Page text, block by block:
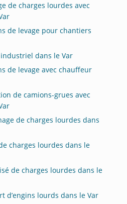
de charges lourdes avec
de levage pour chantiers
dans le Var
de levage avec chauffeur
de camions-grues avec
de charges lourdes dans
charges lourdes dans le
de charges lourdes dans le
d’engins lourds dans le Var